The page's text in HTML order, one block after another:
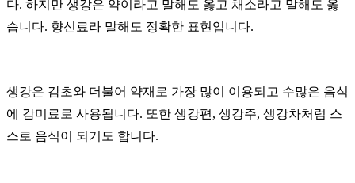
다. 하지만 생강은 약이라고 말해도 옳고 채소라고 말해도 옳
습니다. 향신료라 말해도 정확한 표현입니다.
생강은 감초와 더불어 약재로 가장 많이 이용되고 수많은 음식
에 감미료로 사용됩니다. 또한 생강편, 생강주, 생강차처럼 스
스로 음식이 되기도 합니다.